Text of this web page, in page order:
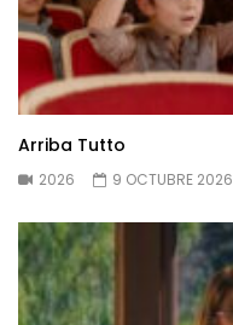
Arriba Tutto
2026 9 OCTUBRE 2026